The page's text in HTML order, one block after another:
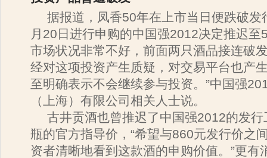
据报道，凤香50年在上市当日便跌破发
月20日进行申购的中国强2012决定推迟至
市场状况非常不好，前面两只酒品接连破
经对这项投资产生质疑，对交易平台也产
至明确表示不会继续参与投资。”中国强
（上海）有限公司相关人士说。
古井贡酒也曾推迟了中国强2012的发
瓶的官方指导价，“希望与860元发行价之
资者清晰地看到这款酒的申购价值。”更有